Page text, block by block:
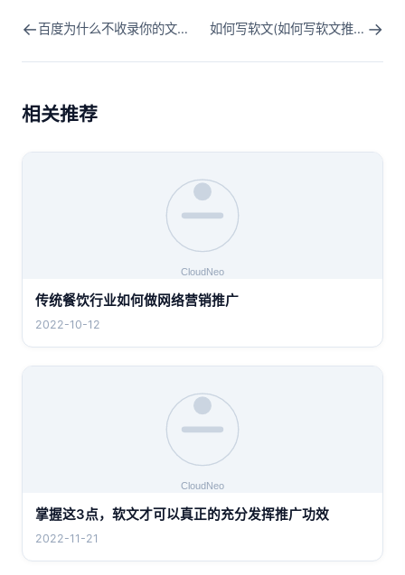
← 百度为什么不收录你的文章(百度推荐为什么没有文章了) 如何写软文(如何写软文推广产品) →
相关推荐
传统餐饮行业如何做网络营销推广
2022-10-12
掌握这3点，软文才可以真正的充分发挥推广功效
2022-11-21